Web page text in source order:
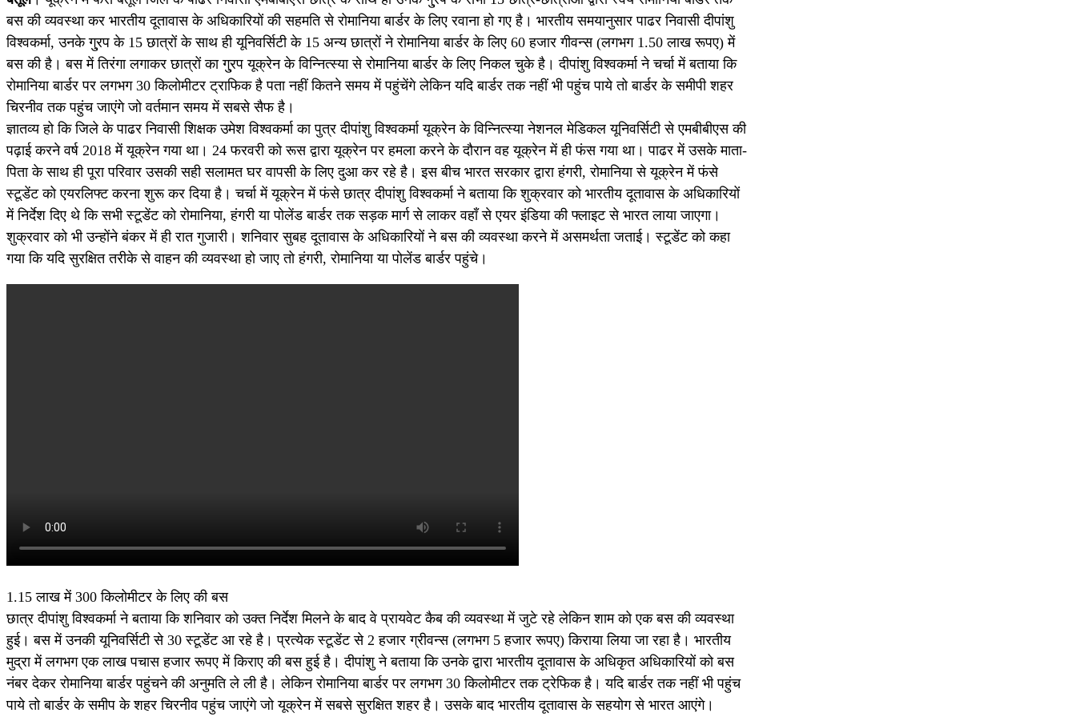
बस की व्यवस्था कर भारतीय दूतावास के अधिकारियों की सहमति से रोमानिया बार्डर के लिए रवाना हो गए है। भारतीय समयानुसार पाढर निवासी दीपांशु
विश्वकर्मा, उनके गु्रप के 15 छात्रों के साथ ही यूनिवर्सिटी के 15 अन्य छात्रों ने रोमानिया बार्डर के लिए 60 हजार गीवन्स (लगभग 1.50 लाख रूपए) में
बस की है। बस में तिरंगा लगाकर छात्रों का गु्रप यूक्रेन के विन्नित्स्या से रोमानिया बार्डर के लिए निकल चुके है। दीपांशु विश्वकर्मा ने चर्चा में बताया कि
रोमानिया बार्डर पर लगभग 30 किलोमीटर ट्राफिक है पता नहीं कितने समय में पहुंचेंगे लेकिन यदि बार्डर तक नहीं भी पहुंच पाये तो बार्डर के समीपी शहर
चिरनीव तक पहुंच जाएंगे जो वर्तमान समय में सबसे सैफ है।
ज्ञातव्य हो कि जिले के पाढर निवासी शिक्षक उमेश विश्वकर्मा का पुत्र दीपांशु विश्वकर्मा यूक्रेन के विन्नित्स्या नेशनल मेडिकल यूनिवर्सिटी से एमबीबीएस की
पढ़ाई करने वर्ष 2018 में यूक्रेन गया था। 24 फरवरी को रूस द्वारा यूक्रेन पर हमला करने के दौरान वह यूक्रेन में ही फंस गया था। पाढर में उसके माता-
पिता के साथ ही पूरा परिवार उसकी सही सलामत घर वापसी के लिए दुआ कर रहे है। इस बीच भारत सरकार द्वारा हंगरी, रोमानिया से यूक्रेन में फंसे
स्टूडेंट को एयरलिफ्ट करना शुरू कर दिया है। चर्चा में यूक्रेन में फंसे छात्र दीपांशु विश्वकर्मा ने बताया कि शुक्रवार को भारतीय दूतावास के अधिकारियों
में निर्देश दिए थे कि सभी स्टूडेंट को रोमानिया, हंगरी या पोलेंड बार्डर तक सड़क मार्ग से लाकर वहाँ से एयर इंडिया की फ्लाइट से भारत लाया जाएगा।
शुक्रवार को भी उन्होंने बंकर में ही रात गुजारी। शनिवार सुबह दूतावास के अधिकारियों ने बस की व्यवस्था करने में असमर्थता जताई। स्टूडेंट को कहा
गया कि यदि सुरक्षित तरीके से वाहन की व्यवस्था हो जाए तो हंगरी, रोमानिया या पोलेंड बार्डर पहुंचे।
1.15 लाख में 300 किलोमीटर के लिए की बस
छात्र दीपांशु विश्वकर्मा ने बताया कि शनिवार को उक्त निर्देश मिलने के बाद वे प्रायवेट कैब की व्यवस्था में जुटे रहे लेकिन शाम को एक बस की व्यवस्था
हुई। बस में उनकी यूनिवर्सिटी से 30 स्टूडेंट आ रहे है। प्रत्येक स्टूडेंट से 2 हजार ग्रीवन्स (लगभग 5 हजार रूपए) किराया लिया जा रहा है। भारतीय
मुद्रा में लगभग एक लाख पचास हजार रूपए में किराए की बस हुई है। दीपांशु ने बताया कि उनके द्वारा भारतीय दूतावास के अधिकृत अधिकारियों को बस
नंबर देकर रोमानिया बार्डर पहुंचने की अनुमति ले ली है। लेकिन रोमानिया बार्डर पर लगभग 30 किलोमीटर तक ट्रेफिक है। यदि बार्डर तक नहीं भी पहुंच
पाये तो बार्डर के समीप के शहर चिरनीव पहुंच जाएंगे जो यूक्रेन में सबसे सुरक्षित शहर है। उसके बाद भारतीय दूतावास के सहयोग से भारत आएंगे।